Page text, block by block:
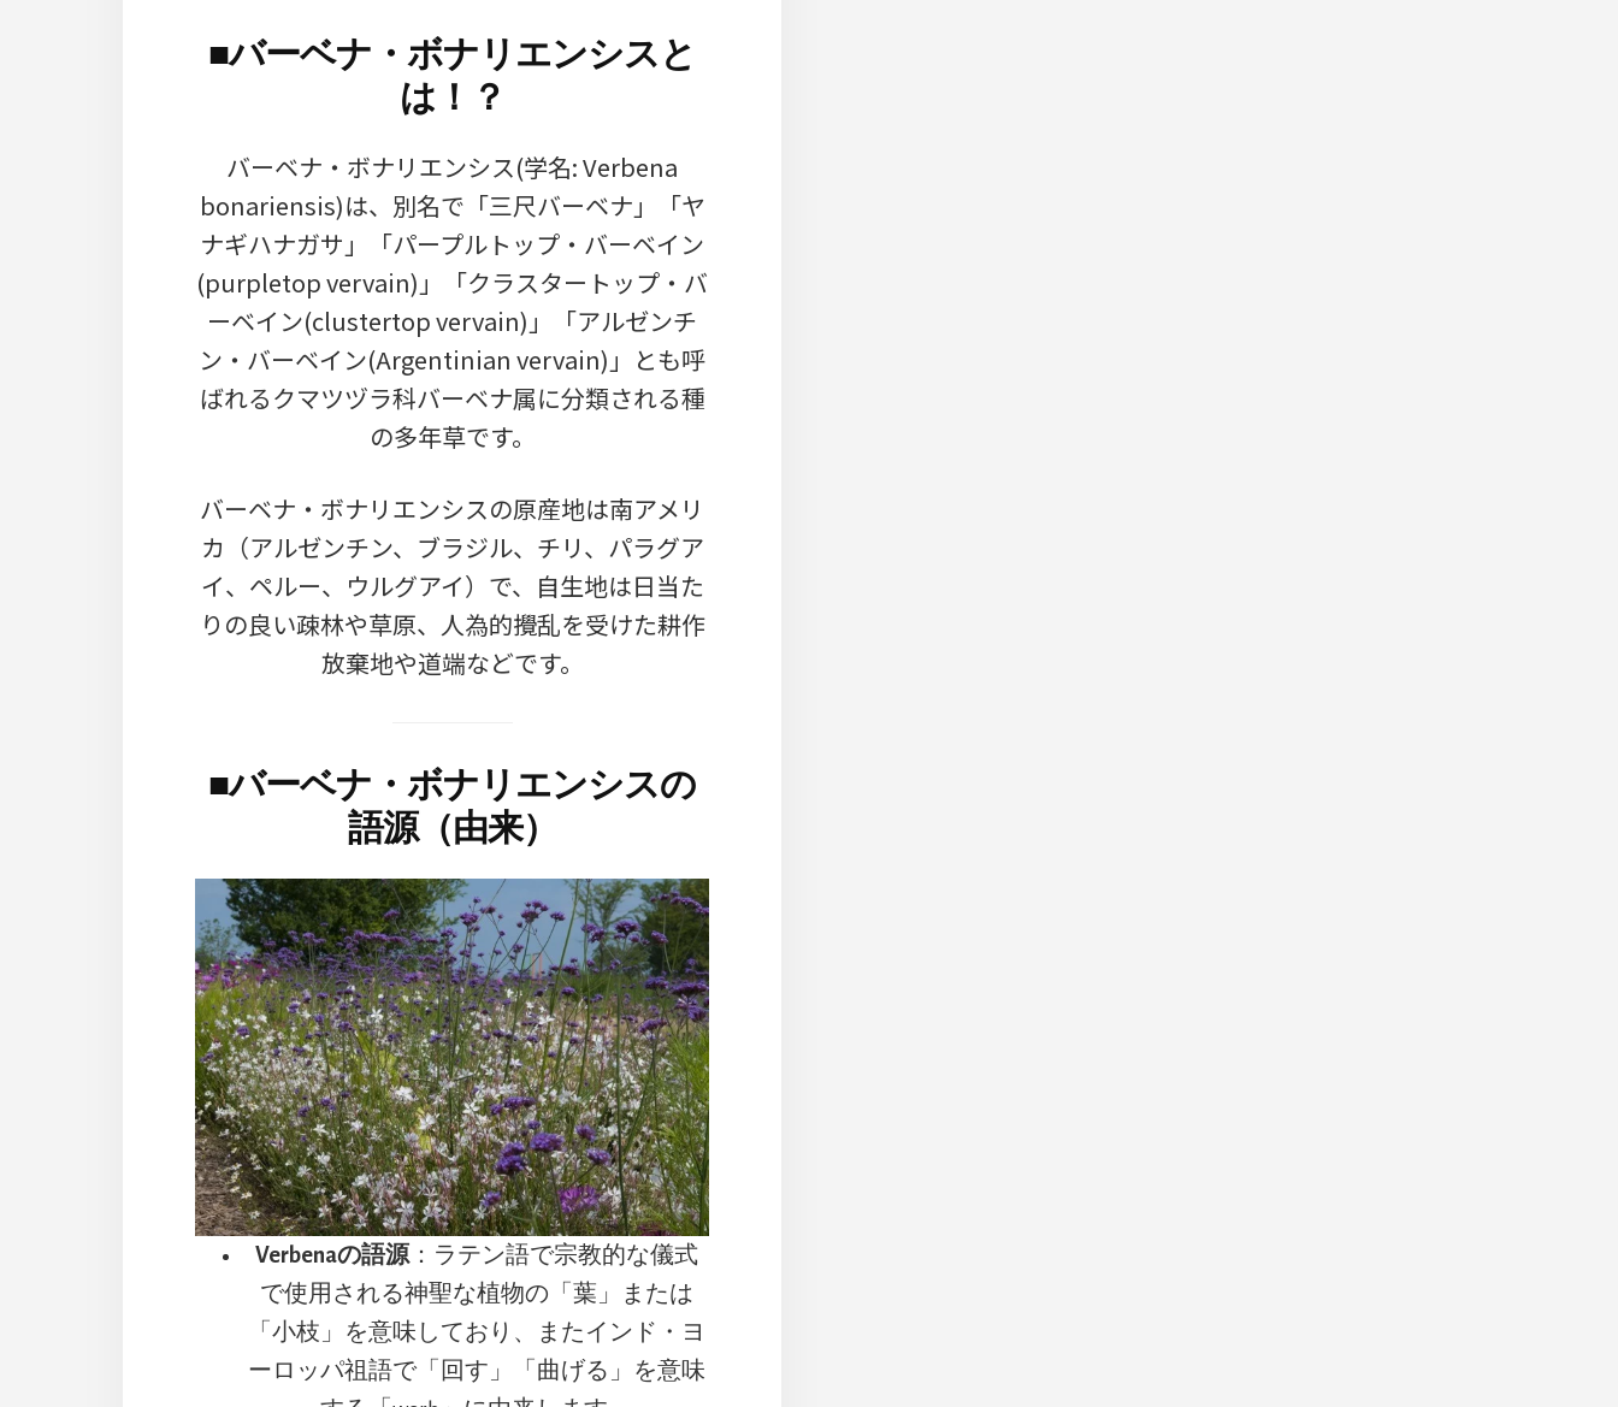
■バーベナ・ボナリエンシスと
は！？
バーベナ・ボナリエンシス(学名: Verbena
bonariensis)は、別名で「三尺バーベナ」「ヤ
ナギハナガサ」「パープルトップ・バーベイン
(purpletop vervain)」「クラスタートップ・バ
ーベイン(clustertop vervain)」「アルゼンチ
ン・バーベイン(Argentinian vervain)」とも呼
ばれるクマツヅラ科バーベナ属に分類される種
の多年草です。
バーベナ・ボナリエンシスの原産地は南アメリ
カ（アルゼンチン、ブラジル、チリ、パラグア
イ、ペルー、ウルグアイ）で、自生地は日当た
りの良い疎林や草原、人為的攪乱を受けた耕作
放棄地や道端などです。
■バーベナ・ボナリエンシスの
語源（由来）
Verbenaの語源：ラテン語で宗教的な儀式
で使用される神聖な植物の「葉」または
「小枝」を意味しており、またインド・ヨ
ーロッパ祖語で「回す」「曲げる」を意味